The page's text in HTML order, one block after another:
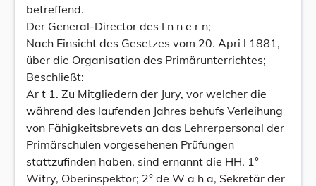
betreffend.
Der General-Director des I n n e r n;
Nach Einsicht des Gesetzes vom 20. Apri l 1881,
über die Organisation des Primärunterrichtes;
Beschließt:
Ar t 1. Zu Mitgliedern der Jury, vor welcher die
während des laufenden Jahres behufs Verleihung
von Fähigkeitsbrevets an das Lehrerpersonal der
Primärschulen vorgesehenen Prüfungen
stattzufinden haben, sind ernannt die HH. 1°
Witry, Oberinspektor; 2° de W a h a, Sekretär der